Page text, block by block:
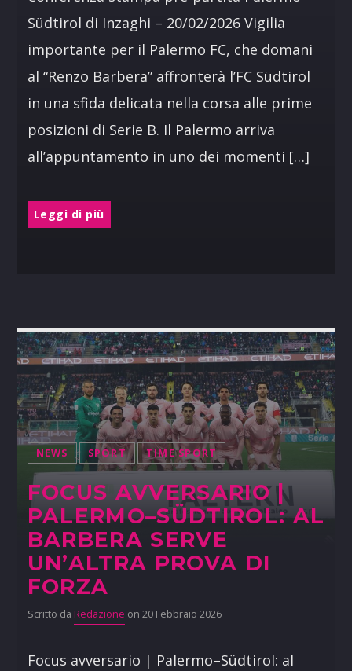
Südtirol di Inzaghi – 20/02/2026 Vigilia
importante per il Palermo FC, che domani
al “Renzo Barbera” affronterà l’FC Südtirol
in una sfida delicata nella corsa alle prime
posizioni di Serie B. Il Palermo arriva
all’appuntamento in uno dei momenti […]
Leggi di più
NEWS SPORT TIME SPORT
FOCUS AVVERSARIO |
PALERMO–SÜDTIROL: AL
BARBERA SERVE
UN’ALTRA PROVA DI
FORZA
Scritto da Redazione on 20 Febbraio 2026
Focus avversario | Palermo–Südtirol: al